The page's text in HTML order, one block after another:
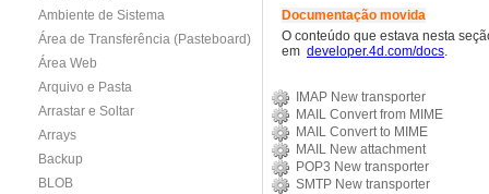
Ambiente de Sistema
Área de Transferência (Pasteboard)
Área Web
Arquivo e Pasta
Arrastar e Soltar
Arrays
Backup
BLOB
Documentação movida
O conteúdo que estava nesta
em developer.4d.com/docs.
IMAP New transporter
MAIL Convert from MIME
MAIL Convert to MIME
MAIL New attachment
POP3 New transporter
SMTP New transporter